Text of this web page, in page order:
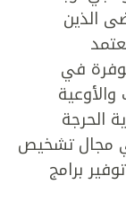
الذين
في
الحرجة
مجال تشخيص
برامج